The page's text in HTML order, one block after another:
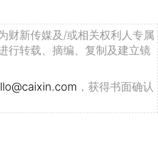
财新传媒及/或相关权利人专属
行转载、摘编、复制及建立镜
，获得书面确认